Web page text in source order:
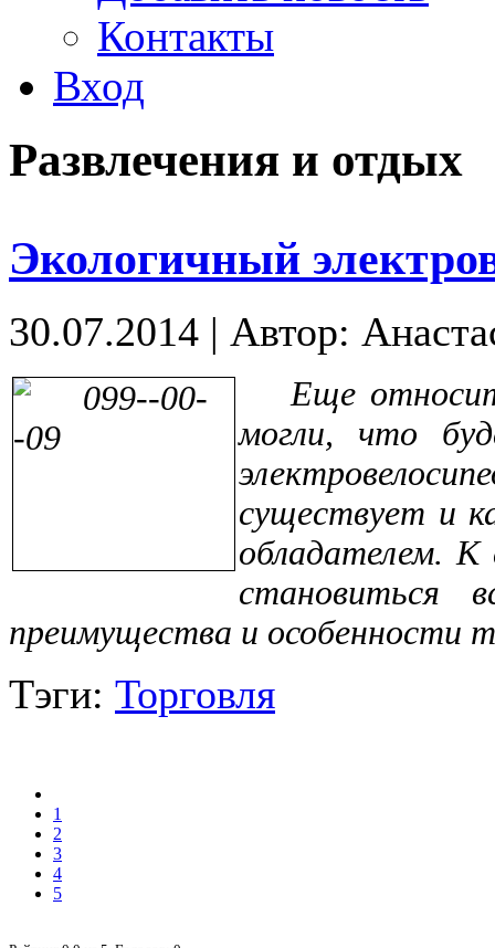
Контакты
Вход
Развлечения и отдых
Экологичный
30.07.2014 | Автор:
Еще
могли, что
существует и
обладателем. К
преимущества и особенности
Тэги: Торговля
1
2
3
4
5